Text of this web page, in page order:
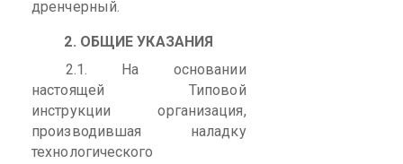
дренчерный.
2. ОБЩИЕ УКАЗАНИЯ
2.1. На основании
настоящей Типовой
инструкции организация,
производившая наладку
технологического